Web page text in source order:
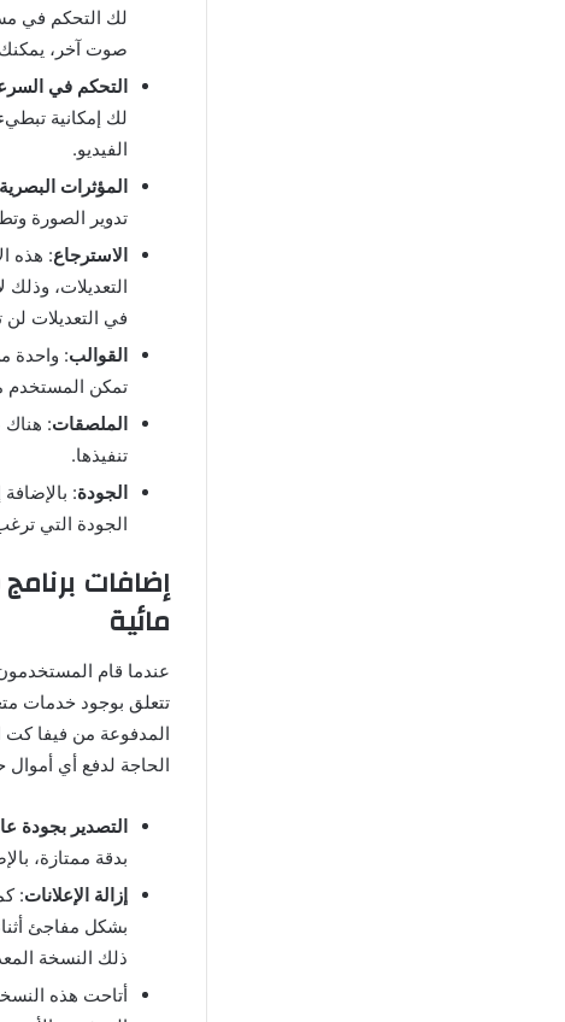
لك التحكم في
صوت آخر،
التحكم في
لك إمكانية
الفيديو.
المؤثرات
تدوير الصورة
الاسترجاع: هذه
التعديلات،
في التعديلات لن
القوالب: واحدة
تمكن المستخدم
الملصقات: هناك
تنفيذها.
الجودة:
الجودة التي
مائية
عندما قام
تتعلق بوجود خدمات
المدفوعة من فيفا
الحاجة لدفع أي
التصدير بجودة
بدقة ممتازة،
إزالة الإعلانات:
بشكل مفاجئ
ذلك النسخة
أتاحت هذه